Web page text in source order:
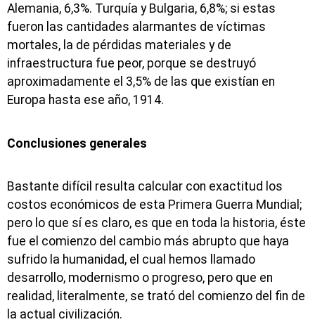
Alemania, 6,3%. Turquía y Bulgaria, 6,8%; si estas
fueron las cantidades alarmantes de víctimas
mortales, la de pérdidas materiales y de
infraestructura fue peor, porque se destruyó
aproximadamente el 3,5% de las que existían en
Europa hasta ese año, 1914.
Conclusiones generales
Bastante difícil resulta calcular con exactitud los
costos económicos de esta Primera Guerra Mundial;
pero lo que sí es claro, es que en toda la historia, éste
fue el comienzo del cambio más abrupto que haya
sufrido la humanidad, el cual hemos llamado
desarrollo, modernismo o progreso, pero que en
realidad, literalmente, se trató del comienzo del fin de
la actual civilización.